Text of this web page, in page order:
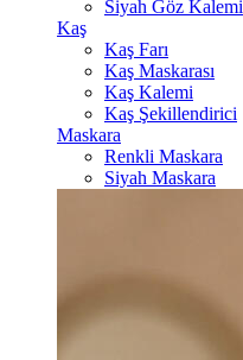
Siyah Göz Kalemi
Kaş
Kaş Farı
Kaş Maskarası
Kaş Kalemi
Kaş Şekillendirici
Maskara
Renkli Maskara
Siyah Maskara